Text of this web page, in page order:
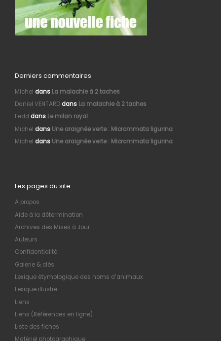
Derniers commentaires
Michel dans La malachie à 2 taches
Daniel VENTARDdans La malachie à 2 taches
Fedd dans Le milan royal
Michel dans Une araignée verte : Micrommata ligurina
Michel dans Une araignée verte : Micrommata ligurina
Les pages du site
A propos
Aide à la détermination
Archives des Mises à Jour
Auteurs
Confidentialité
Galerie & clés
Lexique étymologique des noms d’animaux
Lexique illustré
Liens
Liens (Références en ligne)
Liste des fiches
Matériel photographique